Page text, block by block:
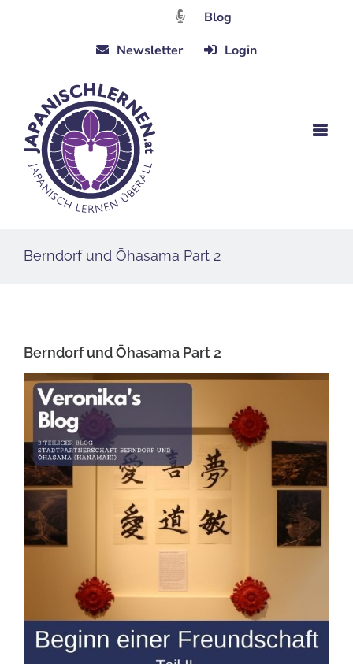
Blog
Newsletter
Login
Berndorf und Ōhasama Part 2
Berndorf und Ōhasama Part 2